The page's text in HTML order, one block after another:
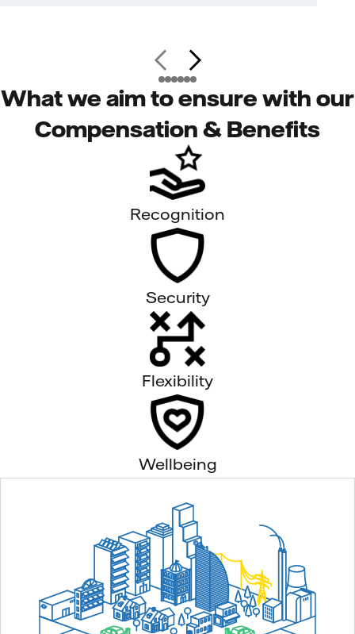
What we aim to ensure with our
Compensation & Benefits
Recognition
Security
Flexibility
Wellbeing